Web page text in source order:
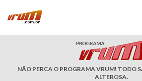
NÃO PERCA O PROGRAMA VRUM! TODO
ALTEROSA.